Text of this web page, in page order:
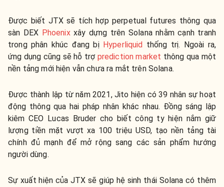
Được biết JTX sẽ tích hợp perpetual futures thông qua
sàn DEX Phoenixxây dựng trên Solana nhằm cạnh tranh
trong phân khúc đang bị Hyperliquid thống trị. Ngoài ra,
ứng dụng cũng sẽ hỗ trợ prediction market thông qua một
nền tảng mới hiện vẫn chưa ra mắt trên Solana.
Được thành lập từ năm 2021, Jito hiện có 39 nhân sự hoạt
động thông qua hai pháp nhân khác nhau. Đồng sáng lập
kiêm CEO Lucas Bruder cho biết công ty hiện nắm giữ
lượng tiền mặt vượt xa 100 triệu USD, tạo nền tảng tài
chính đủ mạnh để mở rộng sang các sản phẩm hướng
người dùng.
Sự xuất hiện của JTX sẽ giúp hệ sinh thái Solana có thêm